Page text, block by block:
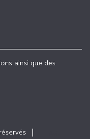
ainsi que des